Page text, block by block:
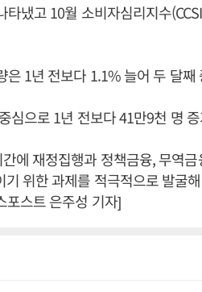
냈고 10월 소비자심리지수
은 1년 전보다 1.1% 늘어 두 달째
심으로 1년 전보다 41만9천 명
에 재정집행과 정책금융, 무역
위한 과제를 적극적으로 발굴
포스트 은주성 기자]